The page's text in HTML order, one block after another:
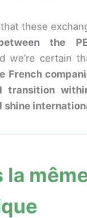
these
the
we’re certain
French
transition
shine
la